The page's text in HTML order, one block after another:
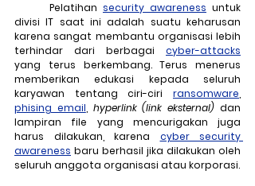
	Pelatihan
security awareness untuk
divisi IT saat ini adalah suatu keharusan
karena sangat membantu organisasi lebih
terhindar dari berbagai cyber-attacks
yang terus berkembang. Terus menerus
memberikan edukasi kepada seluruh
karyawan tentang ciri-ciri ransomware
phising email hyperlink (link eksternal) dan
lampiran file yang mencurigakan juga
harus dilakukan, karena cyber security
awareness baru berhasil jika dilakukan oleh
seluruh anggota organisasi atau korporasi.